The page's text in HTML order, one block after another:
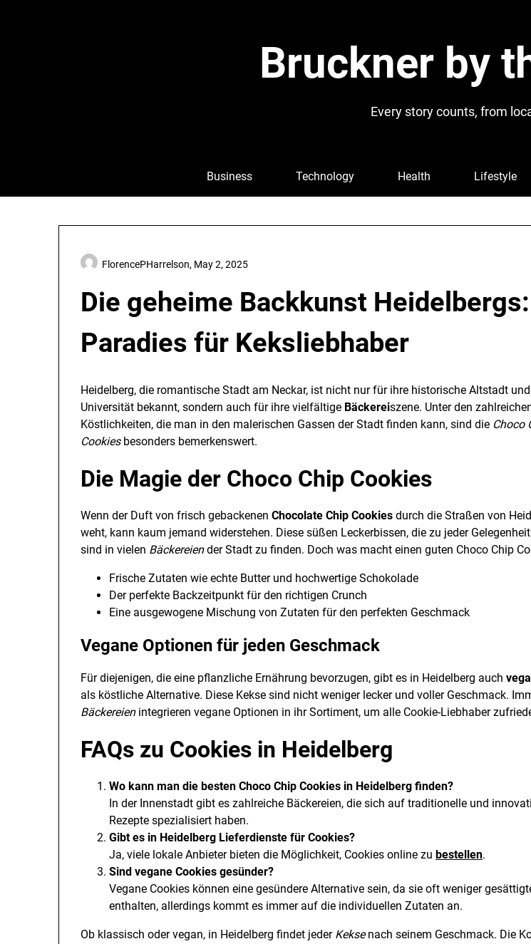
Bruckner by
Every story counts, from
Business Technology Health Lifestyle
Die geheime Backkunst
Paradies für Keksliebhaber
FlorencePHarrelson, May 2, 2025
Heidelberg, die romantische Stadt am Neckar, ist nicht nur für ihre historische Altstadt
Universität bekannt, sondern auch für ihre vielfältige Bäckereiszene. Unter den
Köstlichkeiten, die man in den malerischen Gassen der Stadt finden kann, sind die Choco
Cookiesbesonders bemerkenswert.
Die Magie der Choco Chip Cookies
Wenn der Duft von frisch gebackenen Chocolate Chip Cookies durch die Straßen von
weht, kann kaum jemand widerstehen. Diese süßen Leckerbissen, die zu jeder
sind in vielen Bäckereiender Stadt zu finden. Doch was macht einen guten Choco Chip
Frische Zutaten wie echte Butter und hochwertige Schokolade
Der perfekte Backzeitpunkt für den richtigen Crunch
Eine ausgewogene Mischung von Zutaten für den perfekten Geschmack
Vegane Optionen für jeden Geschmack
Für diejenigen, die eine pflanzliche Ernährung bevorzugen, gibt es in Heidelberg auch
als köstliche Alternative. Diese Kekse sind nicht weniger lecker und voller Geschmack.
Bäckereienintegrieren vegane Optionen in ihr Sortiment, um alle Cookie-Liebhaber
FAQs zu Cookies in Heidelberg
Wo kann man die besten Choco Chip Cookies in Heidelberg finden?
In der Innenstadt gibt es zahlreiche Bäckereien, die sich auf traditionelle und
Rezepte spezialisiert haben.
Gibt es in Heidelberg Lieferdienste für Cookies?
Ja, viele lokale Anbieter bieten die Möglichkeit, Cookies online zu bestellen.
Sind vegane Cookies gesünder?
Vegane Cookies können eine gesündere Alternative sein, da sie oft weniger
enthalten, allerdings kommt es immer auf die individuellen Zutaten an.
Ob klassisch oder vegan, in Heidelberg findet jeder Keksenach seinem Geschmack. Die